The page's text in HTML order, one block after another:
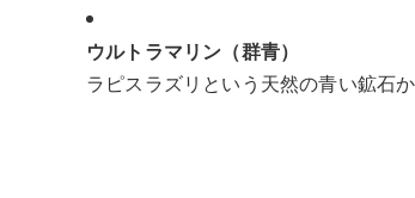
ウルトラマリン（群青）
ラピスラズリという天然の青い鉱石